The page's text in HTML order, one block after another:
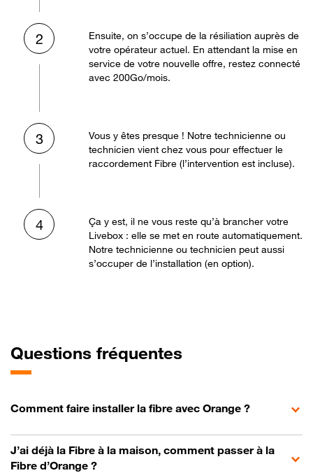
2
Ensuite, on s’occupe de la résiliation auprès de
votre opérateur actuel. En attendant la mise en
service de votre nouvelle offre, restez connecté
avec 200Go/mois.
3
Vous y êtes presque ! Notre technicienne ou
technicien vient chez vous pour effectuer le
raccordement Fibre (l’intervention est incluse).
4
Ça y est, il ne vous reste qu’à brancher votre
Livebox : elle se met en route automatiquement.
Notre technicienne ou technicien peut aussi
s’occuper de l’installation (en option).
Questions fréquentes
Comment faire installer la fibre avec Orange ?
J’ai déjà la Fibre à la maison, comment passer à la
Fibre d’Orange ?